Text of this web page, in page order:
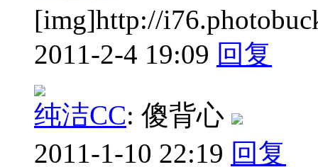
[img]http://
2011-2-4 19:09 回复
纯洁CC: 傻背心
2011-1-10 22:19 回复